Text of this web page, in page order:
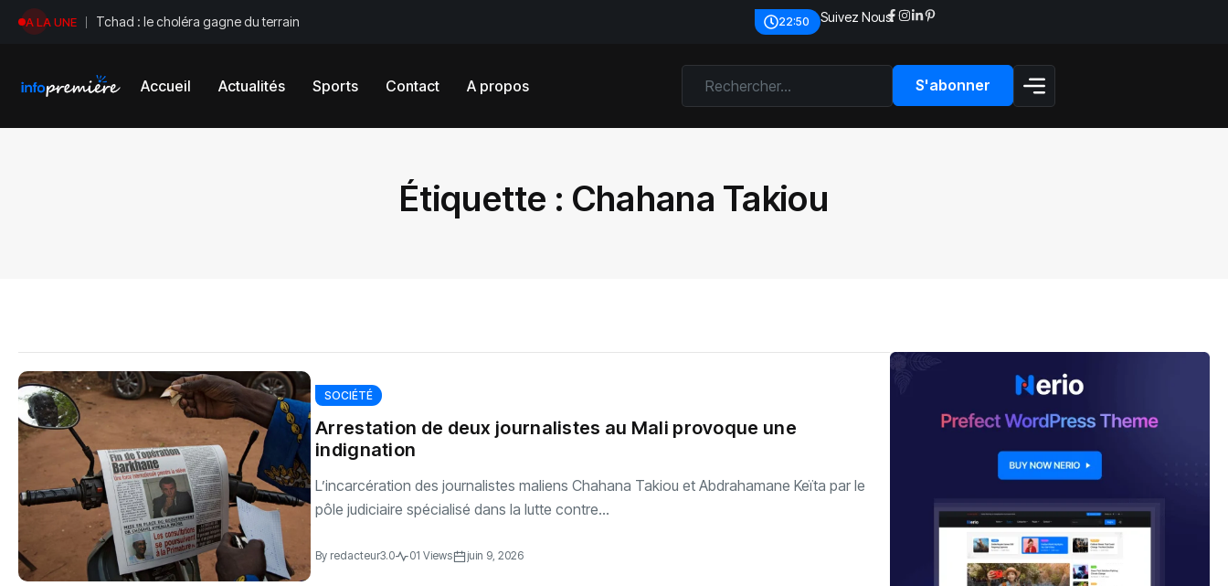
A LA UNE Tchad : le choléra gagne du terrain 22:50 Suivez Nous:
Accueil Actualités Sports Contact A propos S'abonner
Étiquette : Chahana Takiou
SOCIÉTÉ
Arrestation de deux journalistes au Mali provoque une
indignation
L’incarcération des journalistes maliens Chahana Takiou et Abdrahamane Keïta par le
pôle judiciaire spécialisé dans la lutte contre...
By redacteur3.0 01 Views juin 9, 2026